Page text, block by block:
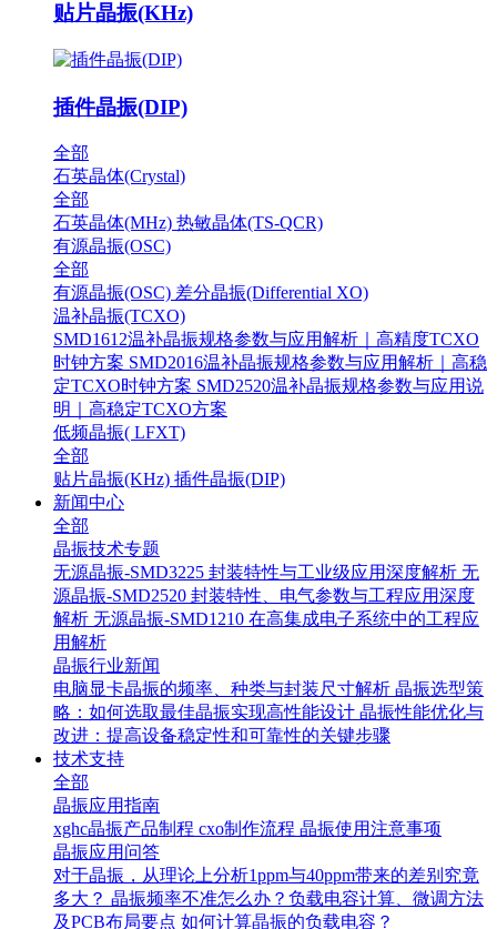
贴片晶振(KHz)
插件晶振(DIP)
全部
石英晶体(Crystal)
全部
石英晶体(MHz) 热敏晶体(TS-QCR)
有源晶振(OSC)
全部
有源晶振(OSC) 差分晶振(Differential XO)
温补晶振(TCXO)
SMD1612温补晶振规格参数与应用解析｜高精度TCXO
时钟方案 SMD2016温补晶振规格参数与应用解析｜高稳
定TCXO时钟方案 SMD2520温补晶振规格参数与应用说
明｜高稳定TCXO方案
低频晶振( LFXT)
全部
贴片晶振(KHz) 插件晶振(DIP)
新闻中心
全部
晶振技术专题
无源晶振-SMD3225 封装特性与工业级应用深度解析 无
源晶振-SMD2520 封装特性、电气参数与工程应用深度
解析 无源晶振-SMD1210 在高集成电子系统中的工程应
用解析
晶振行业新闻
电脑显卡晶振的频率、种类与封装尺寸解析 晶振选型策
略：如何选取最佳晶振实现高性能设计 晶振性能优化与
改进：提高设备稳定性和可靠性的关键步骤
技术支持
全部
晶振应用指南
xghc晶振产品制程 cxo制作流程 晶振使用注意事项
晶振应用问答
对于晶振，从理论上分析1ppm与40ppm带来的差别究竟
多大？ 晶振频率不准怎么办？负载电容计算、微调方法
及PCB布局要点 如何计算晶振的负载电容？